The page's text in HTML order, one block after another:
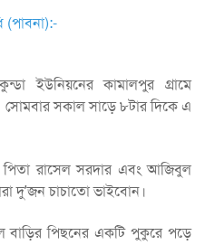
(পাবনা):-
ইউনিয়নের কামালপুর গ্রামে
সকাল সাড়ে ৮টার দিকে এ
পিতা রাসেল সরদার এবং আজিবুল
দু’জন চাচাতো ভাইবোন।
বাড়ির পিছনের একটি পুকুরে পড়ে